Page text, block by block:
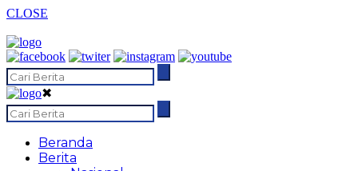
CLOSE
✖
Beranda
Berita